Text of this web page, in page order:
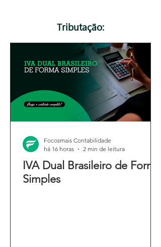
Tributação:
IVA Dual Brasileiro de Forma
Simples
Focosmais Contabilidade
há 16 horas
2 min de leitura